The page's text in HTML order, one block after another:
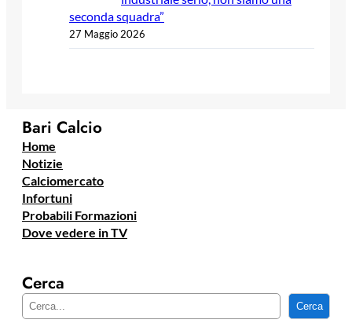
seconda squadra”
27 Maggio 2026
Bari Calcio
Home
Notizie
Calciomercato
Infortuni
Probabili Formazioni
Dove vedere in TV
Cerca
e
Cerca